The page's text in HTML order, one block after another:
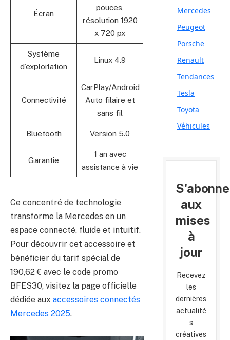
Écran
pouces,
résolution 1920
x 720 px
Système
d’exploitation
Linux 4.9
Connectivité
CarPlay/Android
Auto filaire et
sans fil
Bluetooth Version 5.0
Garantie
1 an avec
assistance à vie
Ce concentré de technologie
transforme la Mercedes en un
espace connecté, fluide et intuitif.
Pour découvrir cet accessoire et
bénéficier du tarif spécial de
190,62 € avec le code promo
BFES30, visitez la page officielle
dédiée aux accessoires connectés
Mercedes 2025.
Mercedes
Peugeot
Porsche
Renault
Tendances
Tesla
Toyota
Véhicules
aux
mises
à
jour
Recevez
les
dernières
actualité
s
créatives